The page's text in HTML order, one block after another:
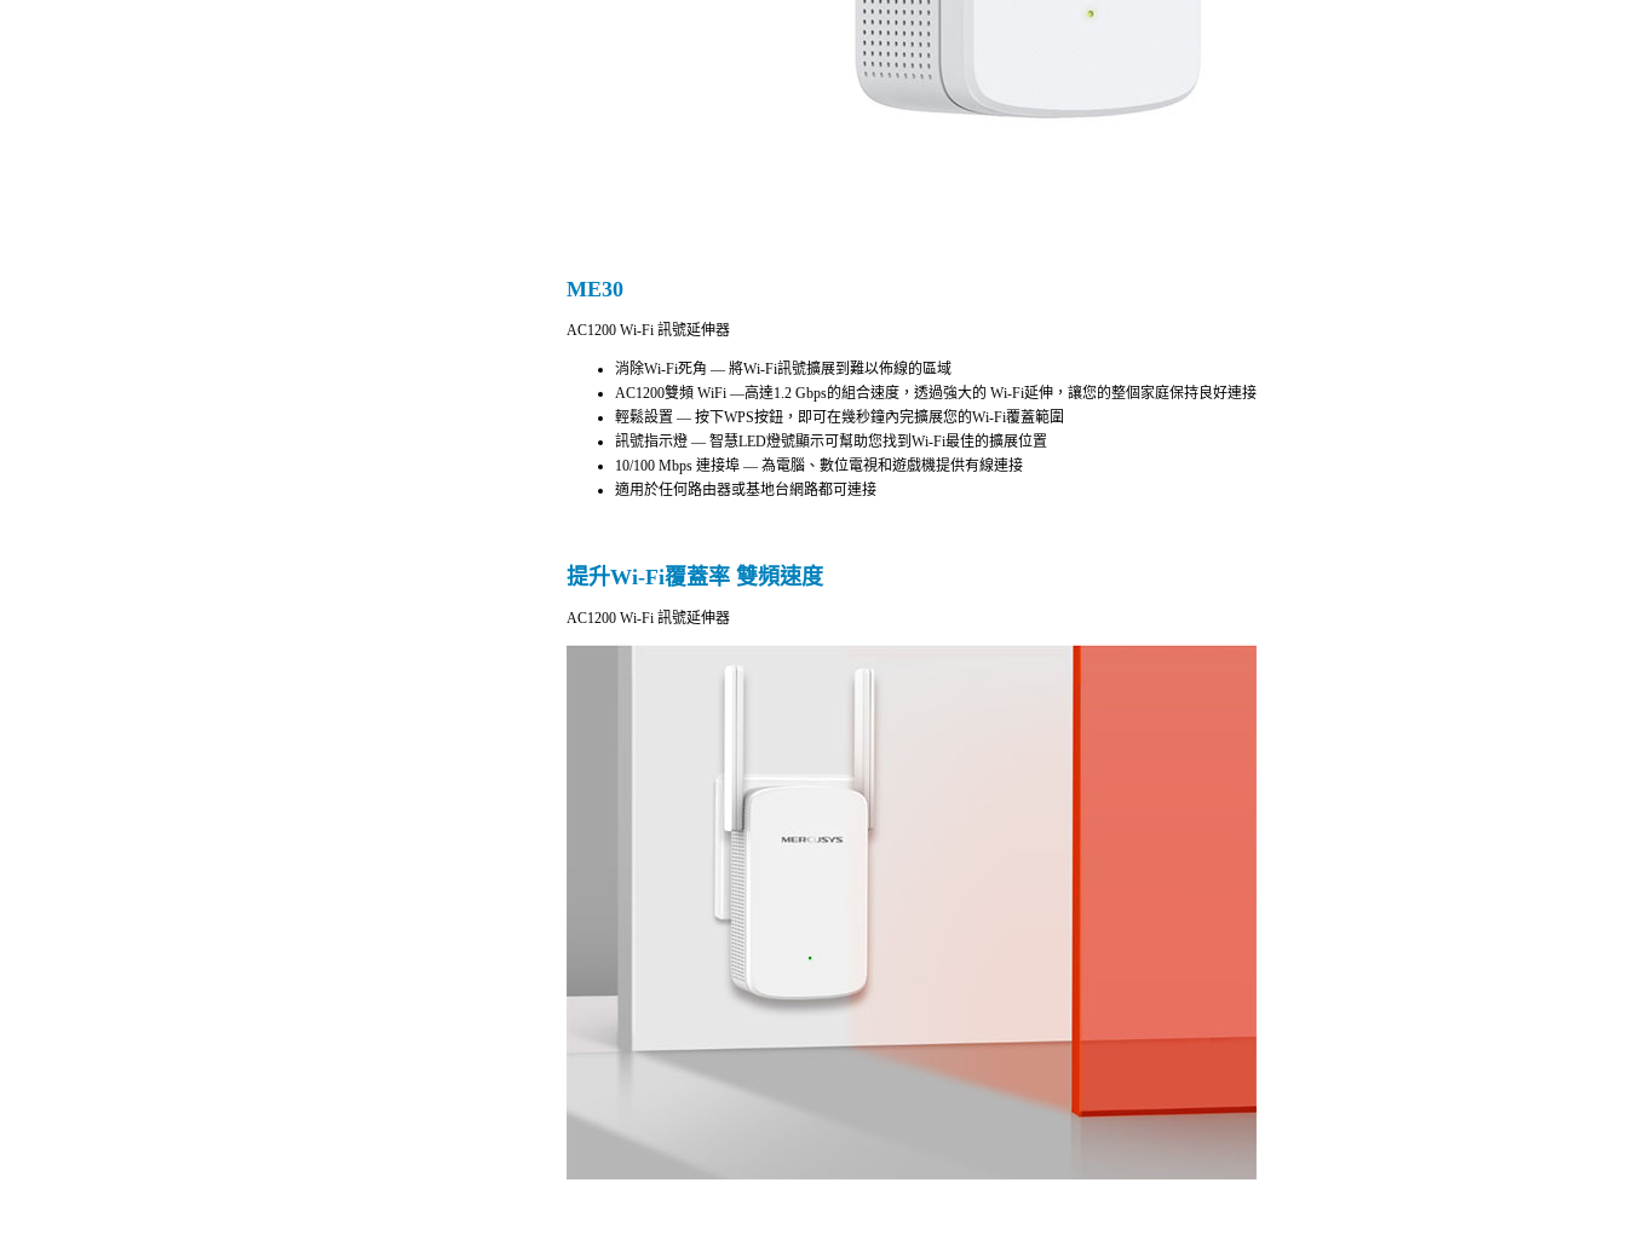
ME30
AC1200 Wi-Fi 訊號延伸器
消除Wi-Fi死角 — 將Wi-Fi訊號擴展到難以佈線的區域
AC1200雙頻 WiFi —高達1.2 Gbps的組合速度，透過強大的 Wi-Fi延伸，讓您的整個家庭保持良好連接
輕鬆設置 — 按下WPS按鈕，即可在幾秒鐘內完擴展您的Wi-Fi覆蓋範圍
訊號指示燈 — 智慧LED燈號顯示可幫助您找到Wi-Fi最佳的擴展位置
10/100 Mbps 連接埠 — 為電腦、數位電視和遊戲機提供有線連接
適用於任何路由器或基地台網路都可連接
提升Wi-Fi覆蓋率 雙頻速度
AC1200 Wi-Fi 訊號延伸器